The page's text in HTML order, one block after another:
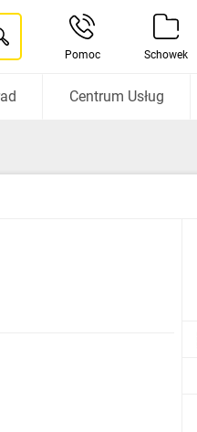
Pomoc Schowek
Centrum Usług